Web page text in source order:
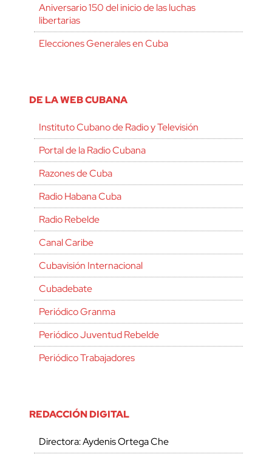
Aniversario 150 del inicio de las luchas
libertarias
Elecciones Generales en Cuba
DE LA WEB CUBANA
Instituto Cubano de Radio y Televisión
Portal de la Radio Cubana
Razones de Cuba
Radio Habana Cuba
Radio Rebelde
Canal Caribe
Cubavisión Internacional
Cubadebate
Periódico Granma
Periódico Juventud Rebelde
Periódico Trabajadores
REDACCIÓN DIGITAL
Directora: Aydenis Ortega Che